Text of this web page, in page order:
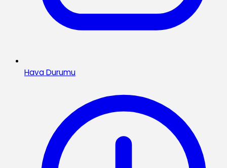
Hava Durumu